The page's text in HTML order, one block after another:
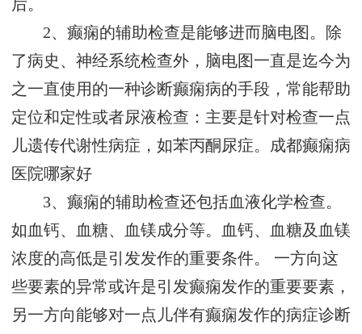
后。
2、癫痫的辅助检查是能够进而脑电图。除
了病史、神经系统检查外，脑电图一直是迄今为
之一直使用的一种诊断癫痫病的手段，常能帮助
定位和定性或者尿液检查：主要是针对检查一点
儿遗传代谢性病症，如苯丙酮尿症。 成都癫痫病
医院哪家好
3、癫痫的辅助检查还包括血液化学检查。
如血钙、血糖、血镁成分等。血钙、血糖及血镁
浓度的高低是引发发作的重要条件。 一方向这
些要素的异常或许是引发癫痫发作的重要要素，
另一方向能够对一点儿伴有癫痫发作的病症诊断